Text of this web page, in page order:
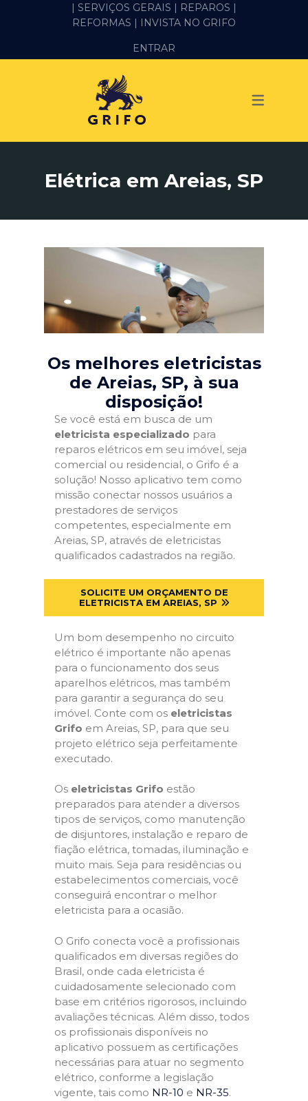
ALVENARIA E PEDREIRO
IMPERMEABILIZAÇÃO
REFORMA
| SERVIÇOS GERAIS | REPAROS |
REFORMAS | INVISTA NO GRIFO
ENTRAR
Elétrica em Areias, SP
Os melhores eletricistas
de Areias, SP, à sua
disposição!
Se você está em busca de um
eletricista especializado para
reparos elétricos em seu imóvel, seja
comercial ou residencial, o Grifo é a
solução! Nosso aplicativo tem como
missão conectar nossos usuários a
prestadores de serviços
competentes, especialmente em
Areias, SP, através de eletricistas
qualificados cadastrados na região.
SOLICITE UM ORÇAMENTO DE
ELETRICISTA EM AREIAS, SP
Um bom desempenho no circuito
elétrico é importante não apenas
para o funcionamento dos seus
aparelhos elétricos, mas também
para garantir a segurança do seu
imóvel. Conte com os eletricistas
Grifo em Areias, SP, para que seu
projeto elétrico seja perfeitamente
executado.
Os eletricistas Grifo estão
preparados para atender a diversos
tipos de serviços, como manutenção
de disjuntores, instalação e reparo de
fiação elétrica, tomadas, iluminação e
muito mais. Seja para residências ou
estabelecimentos comerciais, você
conseguirá encontrar o melhor
eletricista para a ocasião.
O Grifo conecta você a profissionais
qualificados em diversas regiões do
Brasil, onde cada eletricista é
cuidadosamente selecionado com
base em critérios rigorosos, incluindo
avaliações técnicas. Além disso, todos
os profissionais disponíveis no
aplicativo possuem as certificações
necessárias para atuar no segmento
elétrico, conforme a legislação
vigente, tais como NR-10 e NR-35.